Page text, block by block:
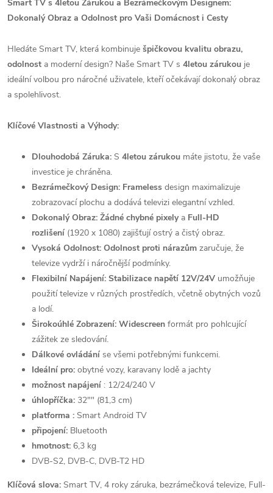
Smart TV s 4letou Zárukou a Bezrámečkovým Designem:
Dokonalý Obraz a Odolnost pro Vaši Domácnost i Cesty
Hledáte Smart TV, která kombinuje špičkovou kvalitu obrazu,
odolnost a moderní design? Naše Smart TV s 4letou zárukou je
ideální volbou pro náročné uživatele, kteří očekávají dokonalý obraz
a spolehlivost.
Klíčové Vlastnosti a Výhody:
Dlouhodobá Záruka: S 4letou zárukou máte jistotu, že vaše
investice je chráněna.
Bezrámečkový Design: Frameless design maximalizuje
zobrazovací plochu a dodává televizi elegantní vzhled.
Dokonalý Obraz: Žádné chybné pixely a Full-HD
rozlišení (1920 x 1080) zajišťují ostrý a čistý obraz.
Vysoká Odolnost: Odolnost proti nárazům zaručuje, že
televize vydrží i náročnější podmínky.
Flexibilní Napájení: Stabilizace napětí 12V/24V umožňuje
použití televize v různých prostředích, včetně obytných vozů
a lodí.
Širokoúhlé Zobrazení: Widescreen formát pro pohlcující
zážitek ze sledování.
Dálkové ovládání se všemi potřebnými funkcemi.
Ideální pro: obytné vozy, karavany lodě a jachty
možnost napájení : 12/24/240 V
úhlopříčka: 32"" (81,3 cm)
platforma : Smart Android TV
připojení: Bluetooth
hmotnost: 6,3 kg
DVB-S2, DVB-C, DVB-T2 HD
Klíčová slova: Smart TV, 4 roky záruka, bezrámečková televize, Full-